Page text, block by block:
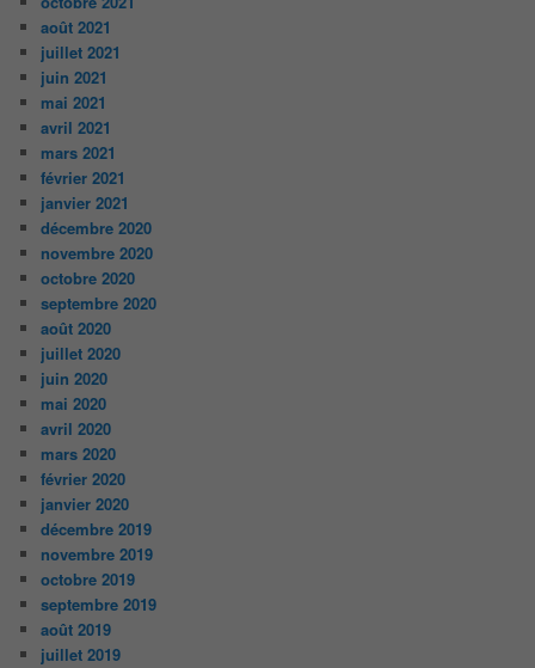
août 2021
juillet 2021
juin 2021
mai 2021
avril 2021
mars 2021
février 2021
janvier 2021
décembre 2020
novembre 2020
octobre 2020
septembre 2020
août 2020
juillet 2020
juin 2020
mai 2020
avril 2020
mars 2020
février 2020
janvier 2020
décembre 2019
novembre 2019
octobre 2019
septembre 2019
août 2019
juillet 2019